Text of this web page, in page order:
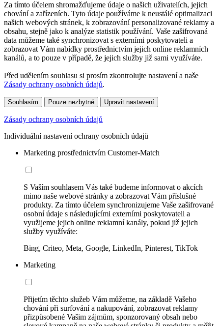
Za tímto účelem shromažďujeme údaje o našich uživatelích, jejich
chování a zařízeních. Tyto údaje používáme k neustálé optimalizaci
našich webových stránek, k zobrazování personalizované reklamy a
obsahu, stejně jako k analýze statistik používání. Vaše zašifrovaná
data můžeme také synchronizovat s externími poskytovateli a
zobrazovat Vám nabídky prostřednictvím jejich online reklamních
kanálů, a to pouze v případě, že jejich služby již sami využíváte.
Před udělením souhlasu si prosím zkontrolujte nastavení a naše
Zásady ochrany osobních údajů.
Souhlasím Pouze nezbytné Upravit nastavení
Zásady ochrany osobních údajů
Individuální nastavení ochrany osobních údajů
Marketing prostřednictvím Customer-Match
S Vaším souhlasem Vás také budeme informovat o akcích
mimo naše webové stránky a zobrazovat Vám příslušné
produkty. Za tímto účelem synchronizujeme Vaše zašifrované
osobní údaje s následujícími externími poskytovateli a
využijeme jejich online reklamní kanály, pokud již jejich
služby využíváte:
Bing, Criteo, Meta, Google, LinkedIn, Pinterest, TikTok
Marketing
Přijetím těchto služeb Vám můžeme, na základě Vašeho
chování při surfování a nakupování, zobrazovat reklamy
přizpůsobené Vašim zájmům, sponzorovaný obsah nebo